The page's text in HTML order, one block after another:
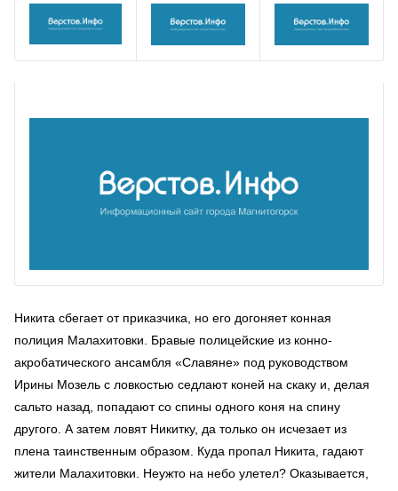
Никита сбегает от приказчика, но его догоняет конная
полиция Малахитовки. Бравые полицейские из конно-
акробатического ансамбля «Славяне» под руководством
Ирины Мозель с ловкостью седлают коней на скаку и, делая
сальто назад, попадают со спины одного коня на спину
другого. А затем ловят Никитку, да только он исчезает из
плена таинственным образом. Куда пропал Никита, гадают
жители Малахитовки. Неужто на небо улетел? Оказывается,